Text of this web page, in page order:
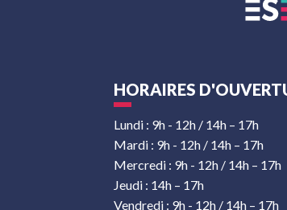
HORAIRES
Lundi : 9h - 12h / 14h – 17h
Mardi : 9h - 12h / 14h – 17h
Mercredi : 9h - 12h / 14h – 17h
Jeudi : 14h – 17h
Vendredi : 9h - 12h / 14h – 17h